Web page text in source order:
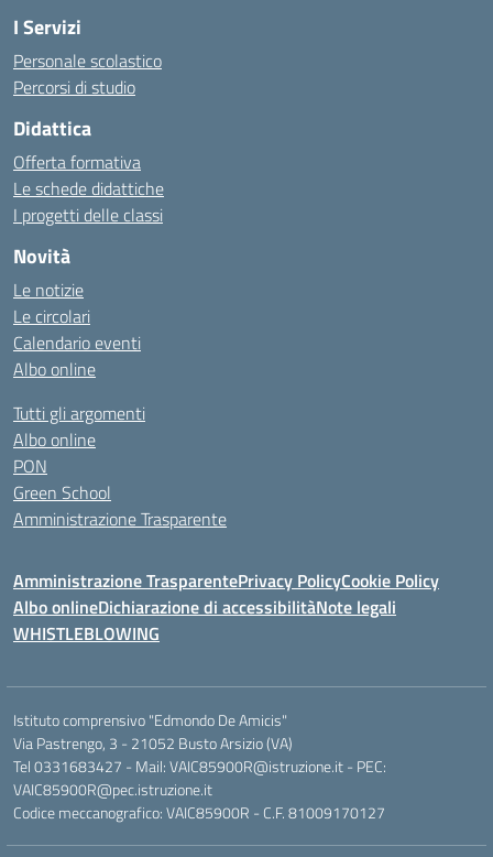
I Servizi
Personale scolastico
Percorsi di studio
Didattica
Offerta formativa
Le schede didattiche
I progetti delle classi
Novità
Le notizie
Le circolari
Calendario eventi
Albo online
Tutti gli argomenti
Albo online
PON
Green School
Amministrazione Trasparente
Amministrazione TrasparentePrivacy PolicyCookie Policy
Albo onlineDichiarazione di accessibilitàNote legali
WHISTLEBLOWING
Istituto comprensivo "Edmondo De Amicis"
Via Pastrengo, 3 - 21052 Busto Arsizio (VA)
Tel 0331683427 - Mail: VAIC85900R@istruzione.it - PEC:
VAIC85900R@pec.istruzione.it
Codice meccanografico: VAIC85900R - C.F. 81009170127